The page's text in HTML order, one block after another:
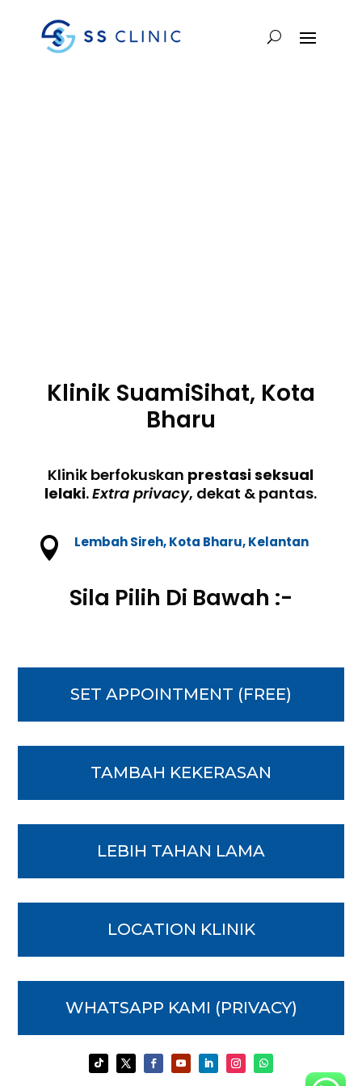
Klinik SuamiSihat, Kota
Bharu
Klinik berfokuskan prestasi seksual
lelaki.Extra privacy, dekat & pantas.
 Lembah Sireh, Kota Bharu, Kelantan
Sila Pilih Di Bawah :-
SET APPOINTMENT (FREE)
TAMBAH KEKERASAN
LEBIH TAHAN LAMA
LOCATION KLINIK
WHATSAPP KAMI (PRIVACY)